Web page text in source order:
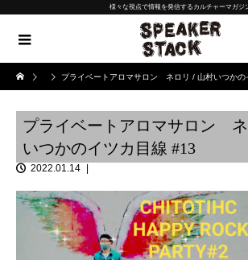
様々な視点で情報を発信するカルチャーマガジ
プライベートアロマサロン ネロリ / 山村いつかの
プライベートアロマサロン
いつかのイツカ目線 #13
2022.01.14